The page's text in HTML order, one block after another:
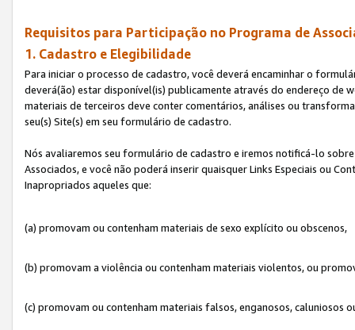
Requisitos para Participação no Programa de
1. Cadastro e Elegibilidade
Para iniciar o processo de cadastro, você deverá encaminhar o
deverá(ão) estar disponível(is) publicamente através do endereço
materiais de terceiros deve conter comentários, análises ou
seu(s) Site(s) em seu formulário de cadastro.
Nós avaliaremos seu formulário de cadastro e iremos notificá-lo
Associados, e você não poderá inserir quaisquer Links Especiais ou
Inapropriados aqueles que:
(a) promovam ou contenham materiais de sexo explícito ou obscenos,
(b) promovam a violência ou contenham materiais violentos, ou
(c) promovam ou contenham materiais falsos, enganosos, caluniosos